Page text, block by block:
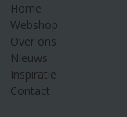
Home
Webshop
Over ons
Nieuws
Inspiratie
Contact